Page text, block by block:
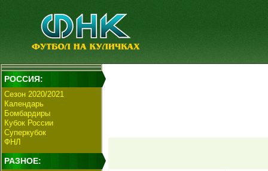
РОССИЯ:
Сезон 2020/2021
Календарь
Бомбардиры
Кубок России
Суперкубок
ФНЛ
РАЗНОЕ: